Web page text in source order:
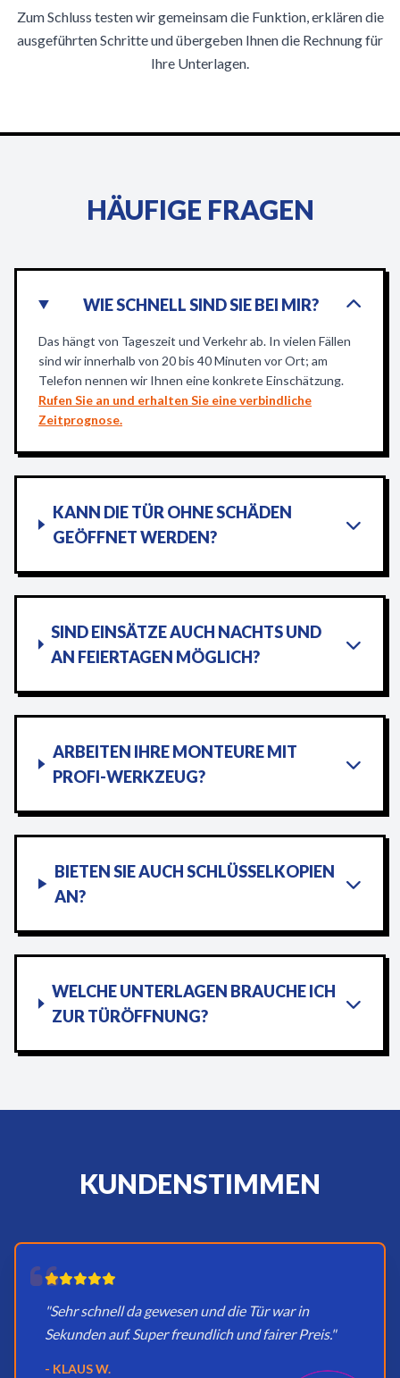
Zum Schluss testen wir gemeinsam die Funktion, erklären die
ausgeführten Schritte und übergeben Ihnen die Rechnung für
Ihre Unterlagen.
HÄUFIGE FRAGEN
WIE SCHNELL SIND SIE BEI MIR?
Das hängt von Tageszeit und Verkehr ab. In vielen Fällen
sind wir innerhalb von 20 bis 40 Minuten vor Ort; am
Telefon nennen wir Ihnen eine konkrete Einschätzung.
Rufen Sie an und erhalten Sie eine verbindliche
Zeitprognose.
KANN DIE TÜR OHNE SCHÄDEN
GEÖFFNET WERDEN?
SIND EINSÄTZE AUCH NACHTS UND
AN FEIERTAGEN MÖGLICH?
ARBEITEN IHRE MONTEURE MIT
PROFI-WERKZEUG?
BIETEN SIE AUCH SCHLÜSSELKOPIEN
AN?
WELCHE UNTERLAGEN BRAUCHE ICH
ZUR TÜRÖFFNUNG?
KUNDENSTIMMEN
"Sehr schnell da gewesen und die Tür war in
Sekunden auf. Super freundlich und fairer Preis."
- KLAUS W.